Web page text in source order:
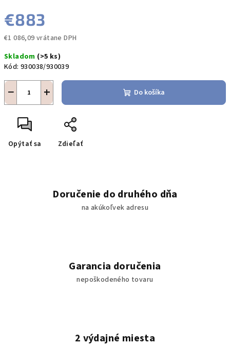
€883
€1 086,09 vrátane DPH
cena:
Skladom (>5 ks)
Kód: 930038/930039
+
− Do košíka
Opýtať sa Zdieľať
Doručenie do druhého dňa
na akúkoľvek adresu
Garancia doručenia
nepoškodeného tovaru
2 výdajné miesta